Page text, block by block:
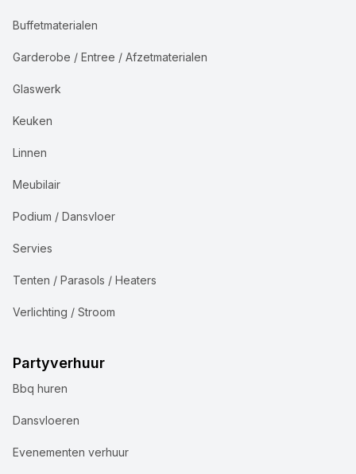
Buffetmaterialen
Garderobe / Entree / Afzetmaterialen
Glaswerk
Keuken
Linnen
Meubilair
Podium / Dansvloer
Servies
Tenten / Parasols / Heaters
Verlichting / Stroom
Partyverhuur
Bbq huren
Dansvloeren
Evenementen verhuur